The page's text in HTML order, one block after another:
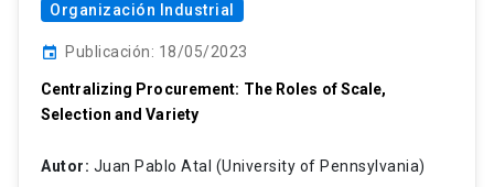
Organización Industrial
event Publicación: 18/05/2023
Centralizing Procurement: The Roles of Scale,
Selection and Variety
Autor: Juan Pablo Atal (University of Pennsylvania)